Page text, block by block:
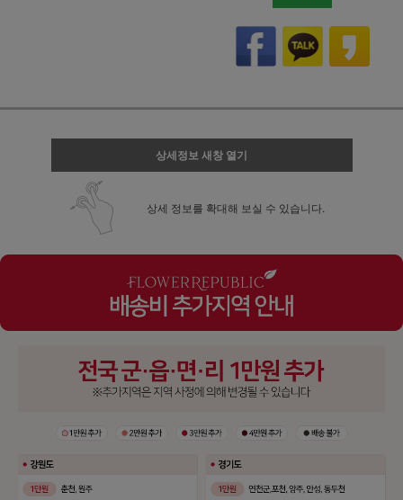
상세정보 새창 열기
상세 정보를 확대해 보실 수 있습니다.